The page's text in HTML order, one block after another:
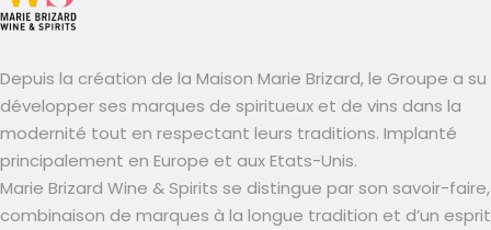
Depuis la création de la Maison Marie Brizard, le Groupe a su
développer ses marques de spiritueux et de vins dans la
modernité tout en respectant leurs traditions. Implanté
principalement en Europe et aux Etats-Unis.
Marie Brizard Wine & Spirits se distingue par son savoir-faire,
combinaison de marques à la longue tradition et d’un esprit